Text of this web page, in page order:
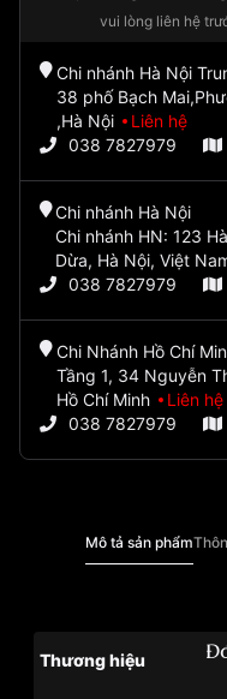
vui lòng liên hệ
Chi nhánh Hà Nội
38 phố Bạch
,Hà Nội
Liên hệ
038 7827979
Chi nhánh Hà Nội
Chi nhánh HN: 123
Dừa, Hà Nội, Việt
038 7827979
Chi Nhánh Hồ Chí
Tầng 1, 34 Nguyễn
Hồ Chí Minh
Liên hệ
038 7827979
Mô tả sản phẩm
Thương hiệu